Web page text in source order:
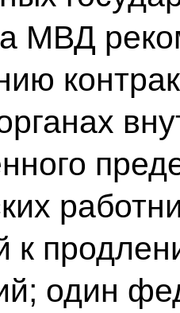
МВД
к
один